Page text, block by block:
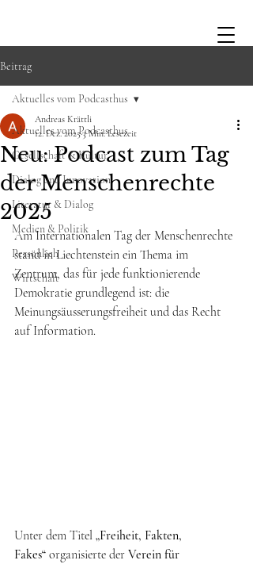
Beitrag
Aktuelles vom Podcasthus
Gesellschaft & Kultur
Dialog und Innovation
Literatur & Dialog
Medien & Politik
Persönlich
Wirtschaft
Aktuelles vom Podcasthus
Neu: Podcast zum Tag
der Menschenrechte
2025
Andreas Krättli
12. Dez. 20253 Min. Lesezeit
Am Internationalen Tag der Menschenrechte
stand in Liechtenstein ein Thema im
Zentrum, das für jede funktionierende
Demokratie grundlegend ist: die
Meinungsäusserungsfreiheit und das Recht
auf Information.
Unter dem Titel „Freiheit, Fakten,
Fakes“ organisierte der Verein für